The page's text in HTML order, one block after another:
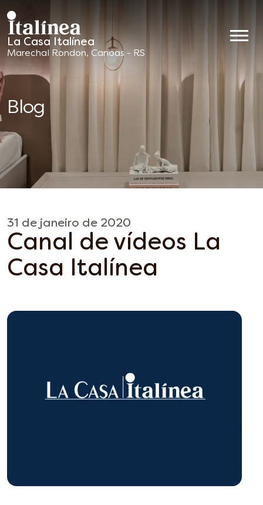
La Casa Italínea
Móveis
Planejados
Marechal Rondon, Canoas - RS
Blog
31 de janeiro de 2020
Canal de vídeos La
Casa Italínea